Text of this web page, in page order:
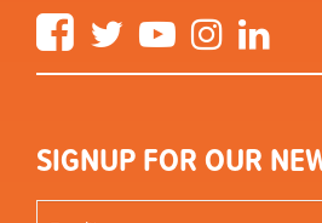
FacebookTwitter YouTube Instagram
SIGNUP FOR OUR